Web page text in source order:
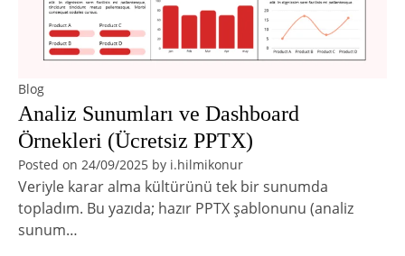
Blog
Analiz Sunumları ve Dashboard
Örnekleri (Ücretsiz PPTX)
Posted on 24/09/2025 by i.hilmikonur
Veriyle karar alma kültürünü tek bir sunumda
topladım. Bu yazıda; hazır PPTX şablonunu (analiz
sunum…